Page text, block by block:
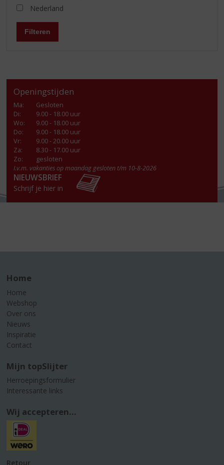
Nederland
Filteren
Openingstijden
Ma:
Gesloten
Di:
9.00 - 18.00 uur
Wo:
9.00 - 18.00 uur
Do:
9.00 - 18.00 uur
Vr:
9.00 - 20.00 uur
Za:
8.30 - 17.00 uur
Zo:
gesloten
I.v.m. vakanties op maandag gesloten t/m 10-8-2026
NIEUWSBRIEF
Schrijf je hier in
Home
Home
Webshop
Over ons
Nieuws
Inspiratie
Contact
Mijn topSlijter
Herroepingsformulier
Interessante links
Wij accepteren...
Retour